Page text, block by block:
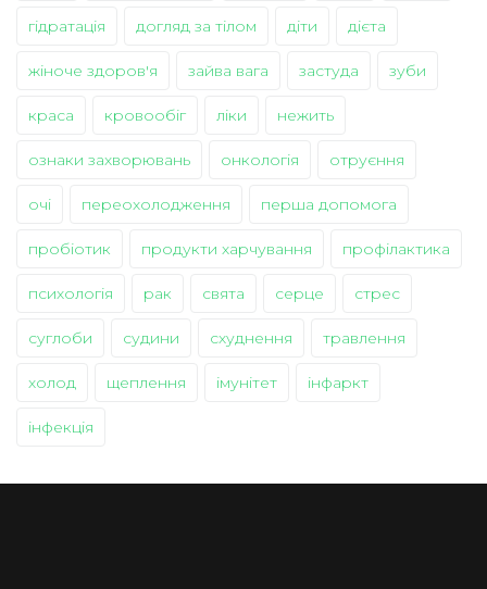
гідратація догляд за тілом діти дієта
жіноче здоров'я зайва вага застуда зуби
краса кровообіг ліки нежить
ознаки захворювань онкологія отруєння
очі переохолодження перша допомога
пробіотик продукти харчування профілактика
психологія рак свята серце стрес
суглоби судини схуднення травлення
холод щеплення імунітет інфаркт
інфекція